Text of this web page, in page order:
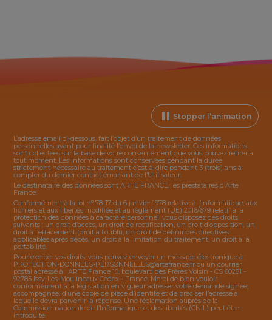
Stopper l’animation
L’adresse email ci-dessous, fait l’objet d’un traitement de données
personnelles ayant pour finalité l’envoi de la newsletter. Ces informations
sont collectées sur la base de votre consentement que vous pouvez retirer à
tout moment. Les informations sont conservées pendant la durée
strictement nécessaire au traitement c’est-à-dire pendant 3 (trois) ans à
compter du dernier contact émanant de l’Utilisateur.
Le destinataire des données sont ARTE FRANCE, les prestataires d’Arte
France.
Conformément à la loi n° 78-17 du 6 janvier 1978 relative à l’informatique, aux
fichiers et aux libertés modifiée et au règlement (UE) 2016/679 relatif à la
protection des données à caractère personnel, vous disposez des droits
suivants : un droit d’accès, un droit de rectification, un droit d’opposition, un
droit à l’effacement (droit à l’oubli), un droit de définir des directives
applicables après décès, un droit à la limitation du traitement, un droit à la
portabilité.
Pour exercer vos droits, vous pouvez envoyer un message électronique à :
PROTECTION-DONNEES-PERSONNELLES@artefrance.fr ou un courrier
postal adressé à : ARTE France 10, boulevard des Frères Voisin - CS 60281 -
92785 Issy-Les-Moulineaux Cedex - France. Merci de bien vouloir
conformément à la législation en vigueur adresser votre demande signée,
accompagnée, d’une copie de pièce d’identité et de préciser l’adresse à
laquelle devra parvenir la réponse. Une réclamation auprès de la
Commission nationale de l’Informatique et des libertés (CNIL) peut être
introduite.